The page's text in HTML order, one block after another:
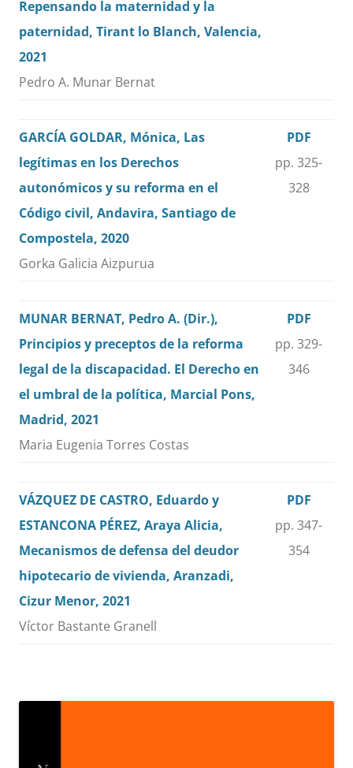
Repensando la maternidad y la
paternidad, Tirant lo Blanch, Valencia,
2021
Pedro A. Munar Bernat
GARCÍA GOLDAR, Mónica, Las
legítimas en los Derechos
autonómicos y su reforma en el
Código civil, Andavira, Santiago de
Compostela, 2020
Gorka Galicia Aizpurua
PDF
pp. 325-
328
MUNAR BERNAT, Pedro A. (Dir.),
Principios y preceptos de la reforma
legal de la discapacidad. El Derecho en
el umbral de la política, Marcial Pons,
Madrid, 2021
Maria Eugenia Torres Costas
PDF
pp. 329-
346
VÁZQUEZ DE CASTRO, Eduardo y
ESTANCONA PÉREZ, Araya Alicia,
Mecanismos de defensa del deudor
hipotecario de vivienda, Aranzadi,
Cizur Menor, 2021
Víctor Bastante Granell
PDF
pp. 347-
354